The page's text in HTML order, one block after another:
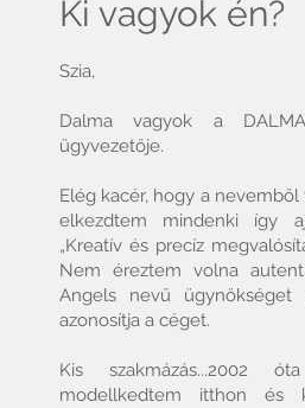
Ki vagyok én?
Szia,
Dalma vagyok a
ügyvezetője.
Elég kacér, hogy a
elkezdtem mindenki így
„Kreatív és precíz
Nem éreztem volna
Angels nevű
azonosítja a céget.
Kis szakmázás...2002
modellkedtem itthon és